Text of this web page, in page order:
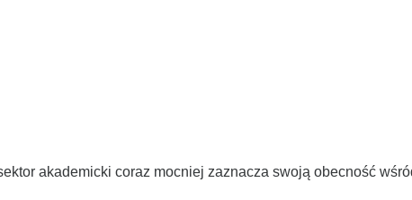
akademicki coraz mocniej zaznacza swoją obecność